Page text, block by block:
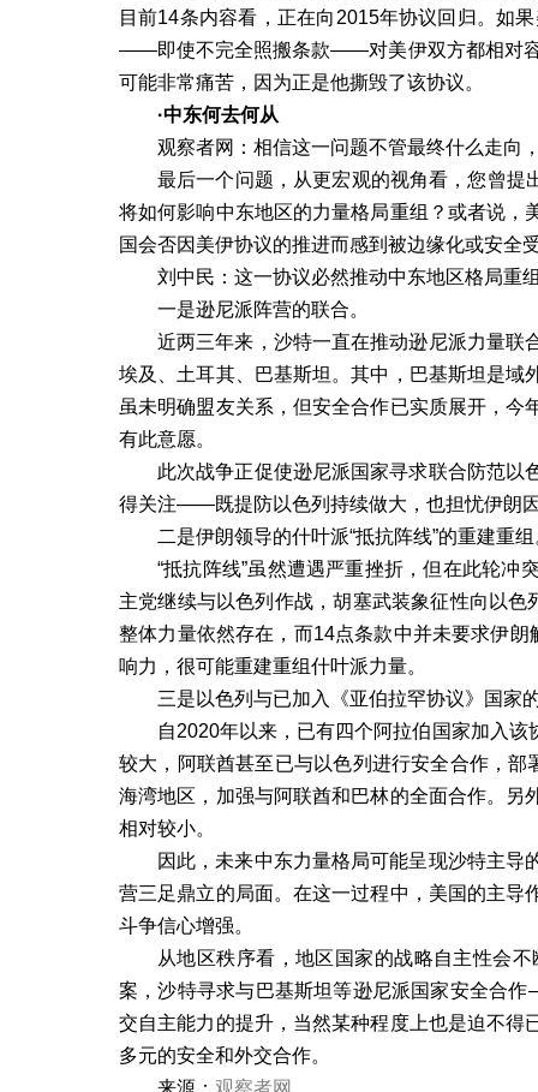
目前14条内容看，正在向 2015年协议回归。如
——即使不完全照搬条款——对美伊双方都相对
可能非常痛苦，因为正是他撕毁了该协议。
·中东何去何从
观察者网：相信这一问题不管最终什么走向
最后一个问题，从更宏观的视角看，您曾
将如何影响中东地区的力量格局重组？或者说
国会否因美伊协议的推进而感到被边缘化或安全
刘中民：这一协议必然推动中东地区格局重
一是逊尼派阵营的联合。
近两三年来，沙特一直在推动逊尼派力量
埃及、土耳其、巴基斯坦。其中，巴基斯坦是
虽未明确盟友关系，但安全合作已实质展开，
有此意愿。
此次战争正促使逊尼派国家寻求联合防范以
得关注——既提防以色列持续做大，也担忧伊朗
二是伊朗领导的什叶派“抵抗阵线”的重建重
“抵抗阵线”虽然遭遇严重挫折，但在此轮
主党继续与以色列作战，胡塞武装象征性向以
整体力量依然存在，而14点条款中并未要求伊朗
响力，很可能重建重组什叶派力量。
三是以色列与已加入《亚伯拉罕协议》国家
自2020年以来，已有四个阿拉伯国家加入该
较大，阿联酋甚至已与以色列进行安全合作，部
海湾地区，加强与阿联酋和巴林的全面合作。另
相对较小。
因此，未来中东力量格局可能呈现沙特主
营三足鼎立的局面。在这一过程中，美国的主
斗争信心增强。
从地区秩序看，地区国家的战略自主性会
案，沙特寻求与巴基斯坦等逊尼派国家安全合
交自主能力的提升，当然某种程度上也是迫不
多元的安全和外交合作。
来源： 观察者网